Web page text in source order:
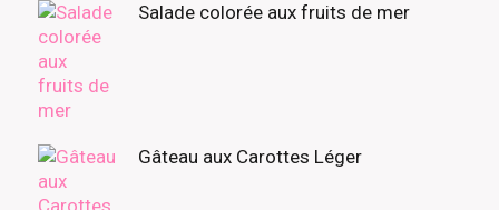
Salade colorée aux fruits de mer
Gâteau aux Carottes Léger